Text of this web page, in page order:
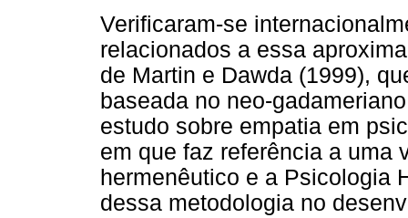
Verificaram-se
relacionados a essa
de Martin e Dawda (1999),
baseada no neo-
estudo sobre empatia em
em que faz referência a uma
hermenêutico e a Psicologia
dessa metodologia no